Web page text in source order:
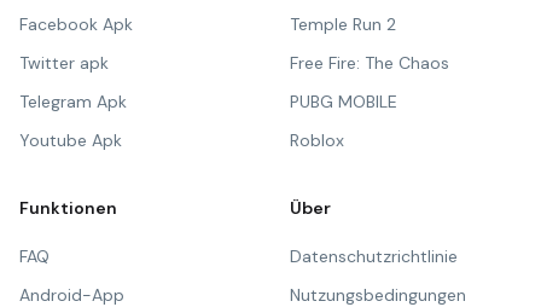
Facebook Apk
Twitter apk
Telegram Apk
Youtube Apk
Temple Run 2
Free Fire: The Chaos
PUBG MOBILE
Roblox
Funktionen
FAQ
Android-App
Über
Datenschutzrichtlinie
Nutzungsbedingungen